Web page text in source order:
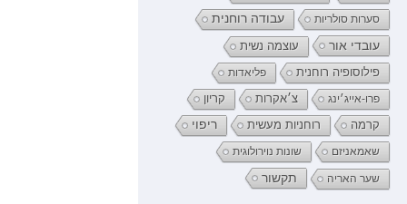
סערות סולריות עבודה רוחנית
עובדי אור
עוצמה נשית
פילוסופיה רוחנית
פליאדות
פרו-אייג׳ינג צ׳אקרות קריון
קרמה רוחניות מעשית ריפוי
שאמאניזם שונות נוירולוגית
שער האריה תקשור